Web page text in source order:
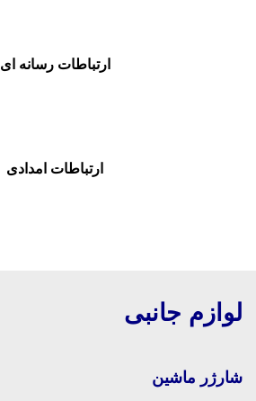
ارتباطات رسانه ای
ارتباطات امدادی
لوازم جانبی
شارژر ماشین